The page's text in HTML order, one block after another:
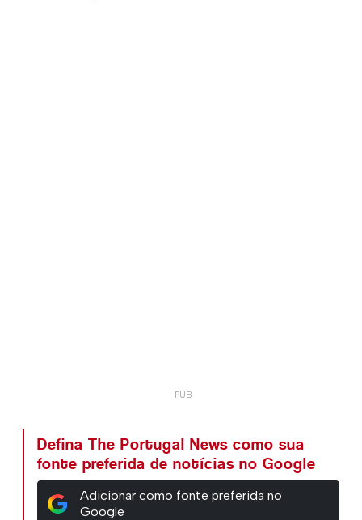
Defina The Portugal News como sua
fonte preferida de notícias no Google
Adicionar como fonte preferida no
Google